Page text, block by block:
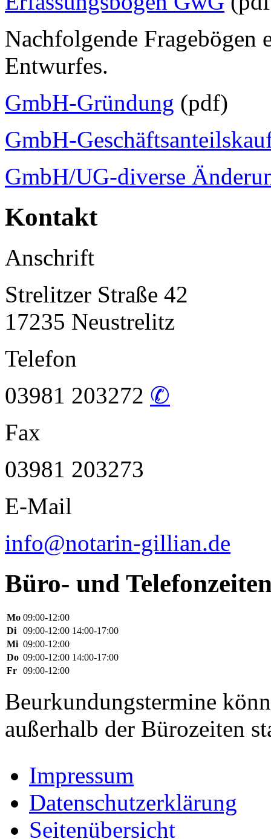
Nachfolgende Fragebögen
Entwurfes.
GmbH-Gründung (pdf)
GmbH-
GmbH/UG-diverse
Kontakt
Anschrift
Strelitzer Straße 42
17235 Neustrelitz
Telefon
03981 203272 ✆
Fax
03981 203273
E-Mail
info@notarin-gillian.de
Büro- und
Mo 09:00-12:00
Di
09:00-12:00 14:00-17:00
Mi 09:00-12:00
Do 09:00-12:00 14:00-17:00
Fr 09:00-12:00
Beurkundungstermine
außerhalb der Bürozeiten
Impressum
Datenschutzerklärung
Seitenübersicht